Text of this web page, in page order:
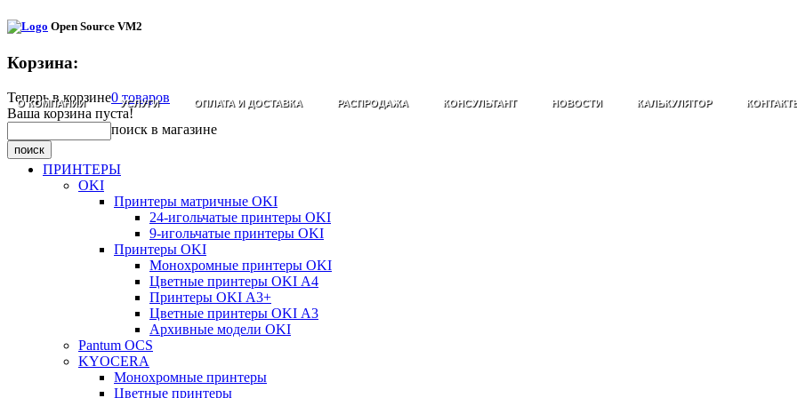
Open Source VM2
Корзина:
Теперь в корзине0 товаров
Ваша корзина пуста!
О КОМПАНИИ УСЛУГИ ОПЛАТА И ДОСТАВКА РАСПРОДАЖА КОНСУЛЬТАНТ НОВОСТИ КАЛЬКУЛЯТОР
поиск в магазине
ПРИНТЕРЫ
OKI
Принтеры матричные OKI
24-игольчатые принтеры OKI
9-игольчатые принтеры OKI
Принтеры OKI
Монохромные принтеры OKI
Цветные принтеры OKI А4
Принтеры OKI А3+
Цветные принтеры OKI А3
Архивные модели OKI
Pantum OCS
KYOCERA
Монохромные принтеры
Цветные принтеры